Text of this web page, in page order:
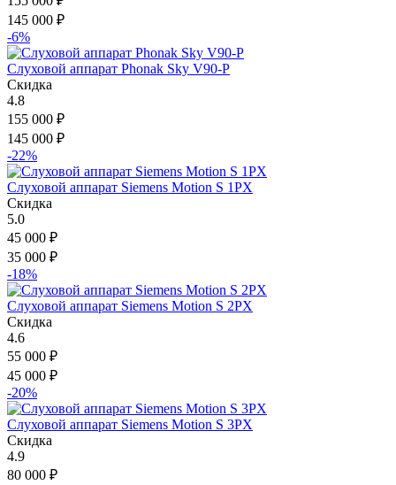
145 000 ₽
-6%
Слуховой аппарат Phonak Sky V90-P
Скидка
4.8
155 000 ₽
145 000 ₽
-22%
Слуховой аппарат Siemens Motion S 1PX
Скидка
5.0
45 000 ₽
35 000 ₽
-18%
Слуховой аппарат Siemens Motion S 2PX
Скидка
4.6
55 000 ₽
45 000 ₽
-20%
Слуховой аппарат Siemens Motion S 3PX
Скидка
4.9
80 000 ₽